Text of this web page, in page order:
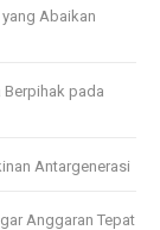
Abaikan
Berpihak pada
Antargenerasi
Anggaran Tepat